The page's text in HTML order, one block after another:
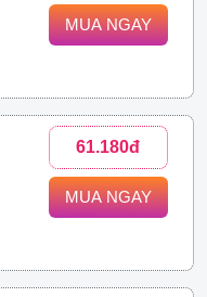
MUA NGAY
61.180đ
MUA NGAY